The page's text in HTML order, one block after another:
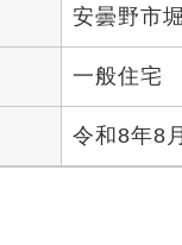
安曇野市
一般住宅
令和8年8